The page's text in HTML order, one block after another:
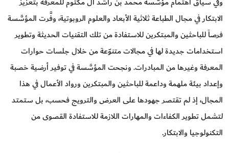
الابتكار في مجال الطباعة ثلاثية الأبعاد والعلوم الروبوتية، وفَّرت المؤسَّسة
فرصاً للباحثين والمبتكرين للاستفادة من تلك التقنيات الحديثة وتطوير
استخدامات جديدة لها في مجالات متنوّعة من خلال جلسات حوارات
المعرفة وغيرها من المبادرات. ونجحت المؤسَّسة في توفير أرضية خصبة
وإعداد بيئة ملهمة وداعمة للباحثين والمبتكرين ورواد الأعمال في هذا
المجال، إذ لم تقتصر جهودها على العرض والترويج فحسب، بل ستمتد
لتشمل تطوير الكفاءات والمهارات اللازمة للاستفادة القصوى من
التكنولوجيا والابتكار.